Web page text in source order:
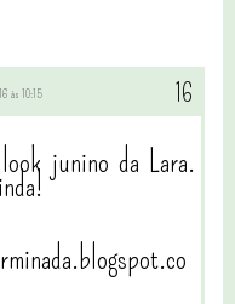
às 10:15
junino da Lara.